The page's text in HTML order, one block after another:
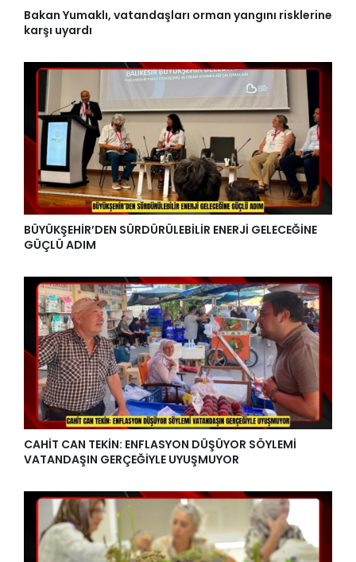
Bakan Yumaklı, vatandaşları orman yangını risklerine
karşı uyardı
BÜYÜKŞEHİR’DEN SÜRDÜRÜLEBİLİR ENERJİ GELECEĞİNE
GÜÇLÜ ADIM
CAHİT CAN TEKİN: ENFLASYON DÜŞÜYOR SÖYLEMİ
VATANDAŞIN GERÇEĞİYLE UYUŞMUYOR